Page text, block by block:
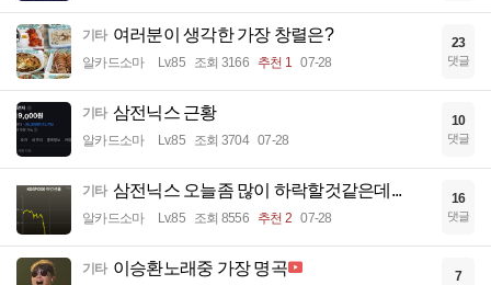
기타 여러분이 생각한 가장 창렬은?
알카드소마 Lv.85 조회 3166 추천 1 07-28
23
댓글
기타 삼전닉스 근황
알카드소마 Lv.85 조회 3704 07-28
10
댓글
기타 삼전닉스 오늘좀 많이 하락할것같은데...
알카드소마 Lv.85 조회 8556 추천 2 07-28
16
댓글
기타 이승환노래중 가장 명곡 7